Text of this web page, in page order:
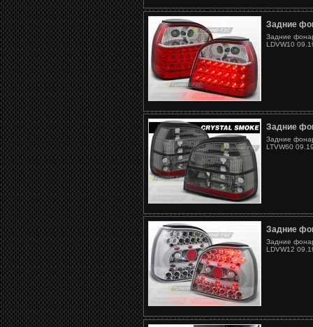
Задние
Задние
LDVW10
Задние
Задние
LTVW60
Задние
Задние
LDVW12